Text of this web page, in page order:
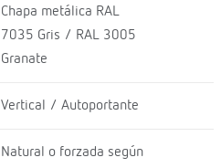
Chapa metálica RAL
7035 Gris / RAL 3005
Granate
Vertical / Autoportante
Natural o forzada según